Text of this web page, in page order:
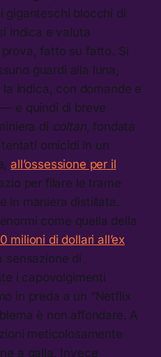
giganteschi blocchi di
indica e valuta
fatto su fatto. Si
guardi alla luna,
indica, con domande e
e quindi di breve
di coltan, fondata
omicidi in un
all’ossessione per il
per filare le trame
in maniera distillata.
come quella della
milioni di dollari all’ex
sensazione di
i capovolgimenti
in preda a un “Netflix
è non affondare. A
meticolosamente
a galla. Invece